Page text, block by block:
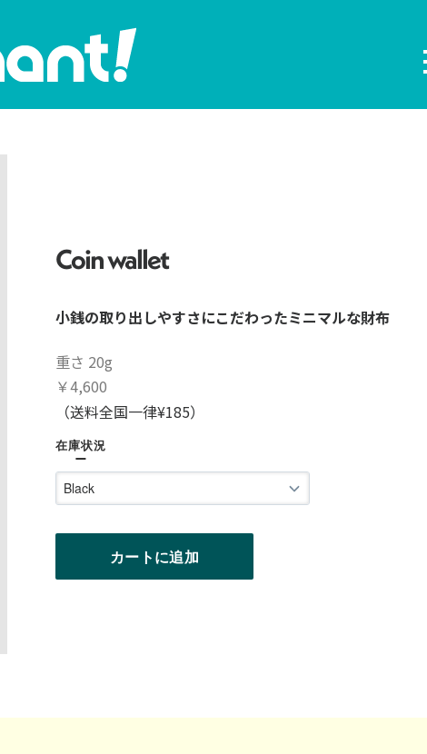
Coin wallet
小銭の取り出しやすさにこだわったミニマルな財布
重さ 20g
￥4,600
（送料全国一律¥185）
在庫状況
o
カートに追加